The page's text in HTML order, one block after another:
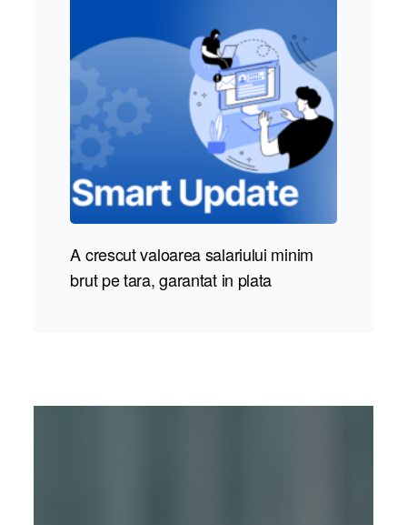
A crescut valoarea salariului minim
brut pe tara, garantat in plata